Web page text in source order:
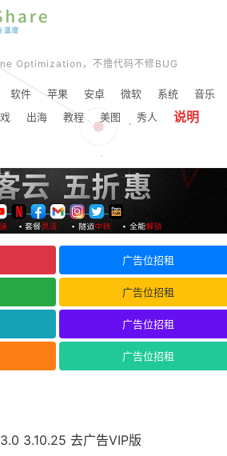
Optimization，不撸代码不修BUG
软件 苹果 安卓 微软 系统
音乐
出海 教程 美图 秀人 说明
广告位招租
广告位招租
广告位招租
广告位招租
3.10.25 去广告VIP版